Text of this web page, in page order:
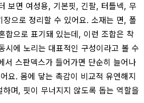
보면 여성용, 기본핏, 긴팔, 터틀넥, 무
으로 정리할 수 있어요. 소재는 면, 폴
합으로 표기돼 있는데, 이런 조합은 착
시에 노리는 대표적인 구성이라고 볼 수
서 스판덱스가 들어가면 단순히 늘어나
요. 몸에 닿는 촉감이 비교적 유연해지
며, 핏이 무너지지 않도록 돕는 역할을